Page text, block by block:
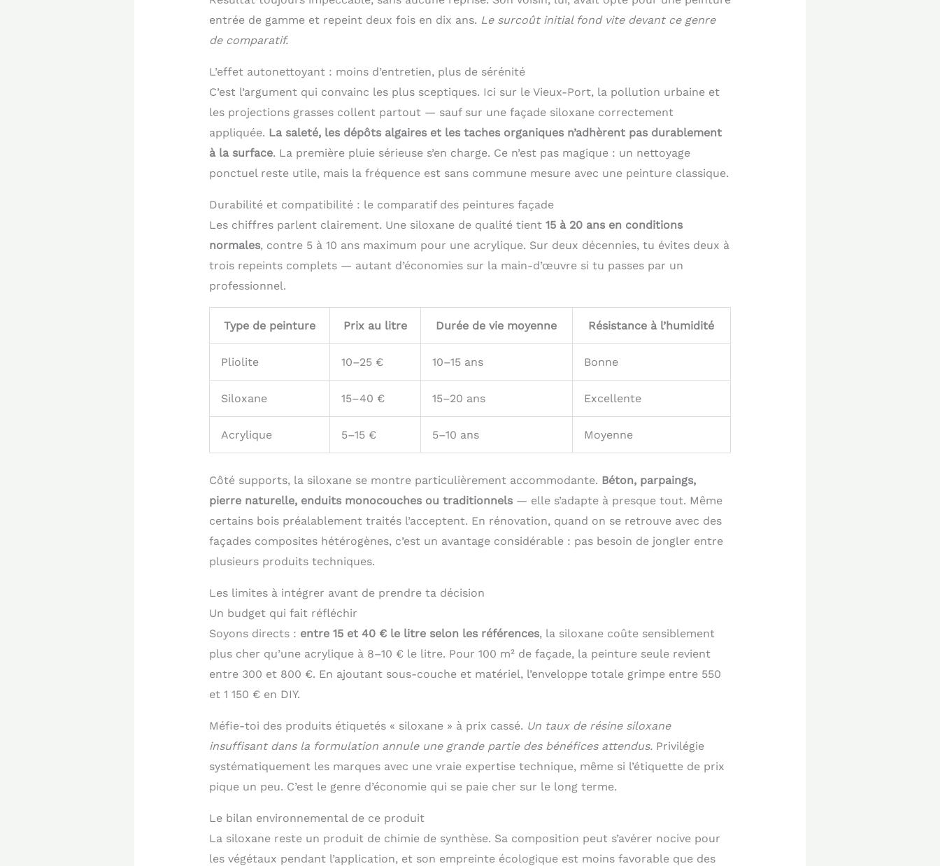
entrée de gamme et repeint deux fois en dix ans. Le surcoût initial fond vite devant ce genre
de comparatif.
L’effet autonettoyant : moins d’entretien, plus de sérénité
C’est l’argument qui convainc les plus sceptiques. Ici sur le Vieux-Port, la pollution urbaine et
les projections grasses collent partout — sauf sur une façade siloxane correctement
appliquée. La saleté, les dépôts algaires et les taches organiques n’adhèrent pas durablement
à la surface. La première pluie sérieuse s’en charge. Ce n’est pas magique : un nettoyage
ponctuel reste utile, mais la fréquence est sans commune mesure avec une peinture classique.
Durabilité et compatibilité : le comparatif des peintures façade
Les chiffres parlent clairement. Une siloxane de qualité tient 15 à 20 ans en conditions
normales, contre 5 à 10 ans maximum pour une acrylique. Sur deux décennies, tu évites deux à
trois repeints complets — autant d’économies sur la main-d’œuvre si tu passes par un
professionnel.
Type de peinture Prix au litre Durée de vie moyenne Résistance à l’humidité
Pliolite 10–25 € 10–15 ans Bonne
Siloxane 15–40 € 15–20 ans Excellente
Acrylique 5–15 € 5–10 ans Moyenne
Côté supports, la siloxane se montre particulièrement accommodante. Béton, parpaings,
pierre naturelle, enduits monocouches ou traditionnels— elle s’adapte à presque tout. Même
certains bois préalablement traités l’acceptent. En rénovation, quand on se retrouve avec des
façades composites hétérogènes, c’est un avantage considérable : pas besoin de jongler entre
plusieurs produits techniques.
Les limites à intégrer avant de prendre ta décision
Un budget qui fait réfléchir
Soyons directs : entre 15 et 40 € le litre selon les références, la siloxane coûte sensiblement
plus cher qu’une acrylique à 8–10 € le litre. Pour 100 m² de façade, la peinture seule revient
entre 300 et 800 €. En ajoutant sous-couche et matériel, l’enveloppe totale grimpe entre 550
et 1 150 € en DIY.
Méfie-toi des produits étiquetés « siloxane » à prix cassé. Un taux de résine siloxane
insuffisant dans la formulation annule une grande partie des bénéfices attendus.Privilégie
systématiquement les marques avec une vraie expertise technique, même si l’étiquette de prix
pique un peu. C’est le genre d’économie qui se paie cher sur le long terme.
Le bilan environnemental de ce produit
La siloxane reste un produit de chimie de synthèse. Sa composition peut s’avérer nocive pour
les végétaux pendant l’application, et son empreinte écologique est moins favorable que des